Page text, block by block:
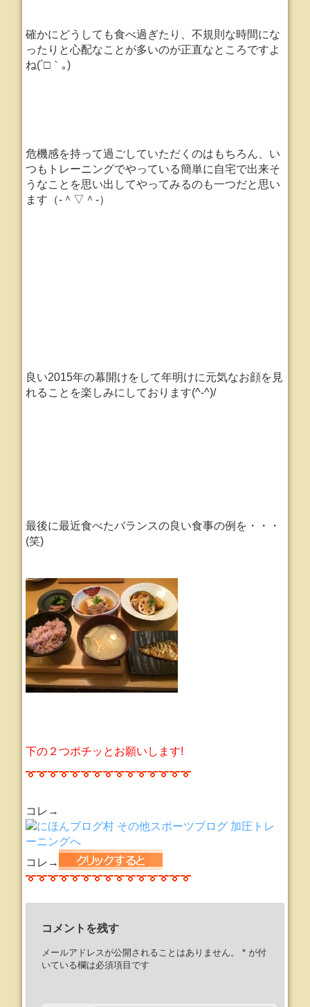
確かにどうしても食べ過ぎたり、不規則な時間にな
ったりと心配なことが多いのが正直なところですよ
ね(´□｀｡)
危機感を持って過ごしていただくのはもちろん、い
つもトレーニングでやっている簡単に自宅で出来そ
うなことを思い出してやってみるのも一つだと思い
ます（‐＾▽＾‐）
良い2015年の幕開けをして年明けに元気なお顔を見
れることを楽しみにしております(^-^)/
最後に最近食べたバランスの良い食事の例を・・・
(笑)
下の２つポチッとお願いします!
コレ→
コレ→
コメントを残す
メールアドレスが公開されることはありません。 *が付
いている欄は必須項目です